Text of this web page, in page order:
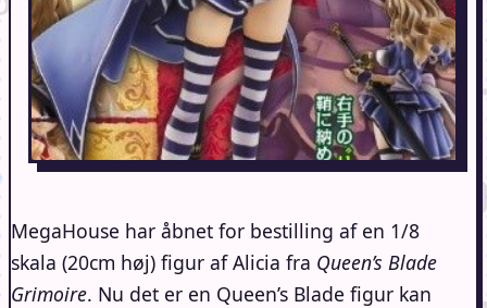
MegaHouse har åbnet for bestilling af en 1/8
skala (20cm høj) figur af Alicia fra Queen’s Blade
Grimoire. Nu det er en Queen’s Blade figur kan